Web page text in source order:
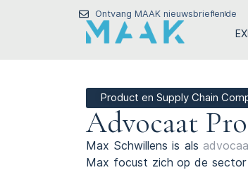
Ontvang MAAK nieuwsbriefende
Product en Supply Chain
Advocaat
Max Schwillens is als
Max focust zich op de sector